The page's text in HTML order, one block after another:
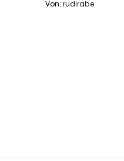
von 5
Von: rudirabe